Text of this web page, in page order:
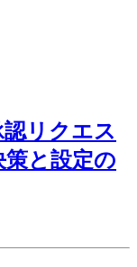
リクエス
策と設定の